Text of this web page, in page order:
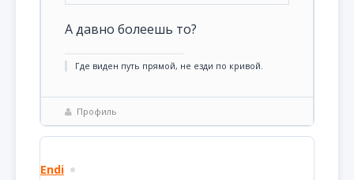
А давно болеешь то?
Где виден путь прямой, не езди по кривой.
Профиль
Endi